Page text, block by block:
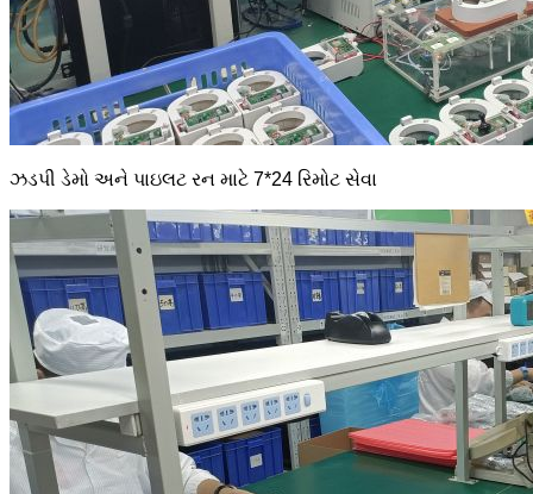
ઝડપી ડેમો અને પાઇલટ રન માટે 7*24 રિમોટ સેવા